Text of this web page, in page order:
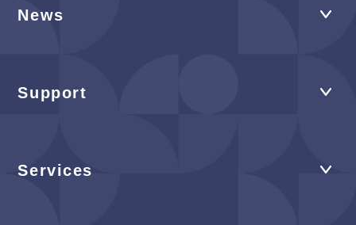
News
Support
Services